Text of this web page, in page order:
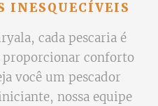
INESQUECÍVEIS
cada pescaria é
proporcionar conforto
você um pescador
nossa equipe